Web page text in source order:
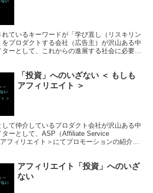
ているキーワードが「学び直し（リスキリン
プロダクトする会社（広告主）が沢山ある中
ーとして、これからの進展する社会に必要と
「投資」へのいざない ＜ もしも
アフィリエイト ＞
して仲介しているプロダクト会社が沢山ある中
ターとして、ASP（Affiliate Service
フィリエイト＞にてプロモーションの紹介を
アフィリエイト「投資」へのいざ
ない